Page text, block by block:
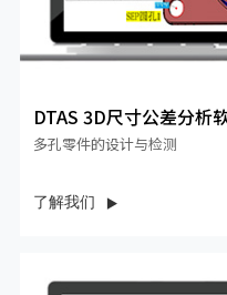
DTAS 3D尺寸公差分析
多孔零件的设计与检测
了解我们